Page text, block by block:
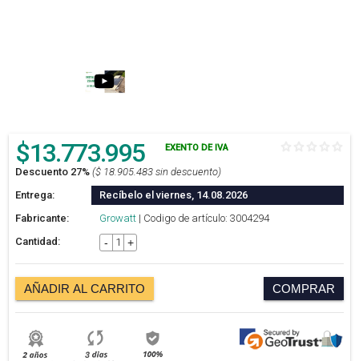
$13.773.995 EXENTO DE IVA
Descuento 27% ($ 18.905.483 sin descuento)
Entrega:
Recíbelo el viernes, 14.08.2026
Fabricante:
Growatt | Codigo de artículo: 3004294
Cantidad:
- +
AÑADIR AL CARRITO COMPRAR